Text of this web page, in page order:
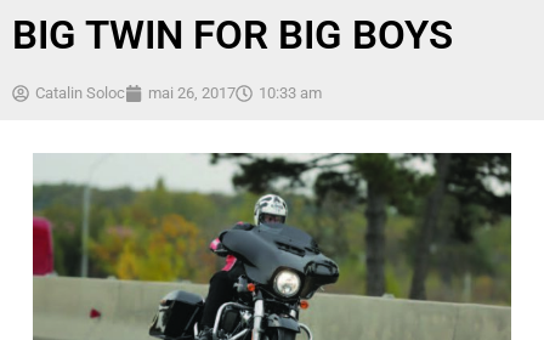
BIG TWIN FOR BIG BOYS
Catalin Soloc mai 26, 2017 10:33 am